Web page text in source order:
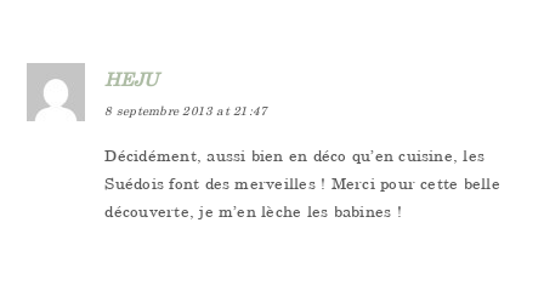
HEJU
8 septembre 2013 at 21:47
Décidément, aussi bien en déco qu’en cuisine, les
Suédois font des merveilles ! Merci pour cette belle
découverte, je m’en lèche les babines !